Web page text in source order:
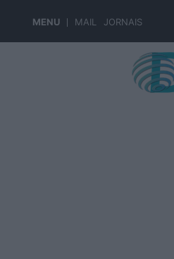
MENU MAIL JORNAIS